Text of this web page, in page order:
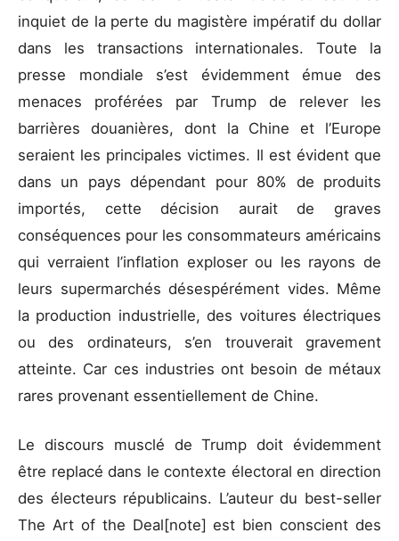
inquiet de la perte du magistère impératif du dollar
dans les transactions internationales. Toute la
presse mondiale s’est évidemment émue des
menaces proférées par Trump de relever les
barrières douanières, dont la Chine et l’Europe
seraient les principales victimes. Il est évident que
dans un pays dépendant pour 80% de produits
importés, cette décision aurait de graves
conséquences pour les consommateurs américains
qui verraient l’inflation exploser ou les rayons de
leurs supermarchés désespérément vides. Même
la production industrielle, des voitures électriques
ou des ordinateurs, s’en trouverait gravement
atteinte. Car ces industries ont besoin de métaux
rares provenant essentiellement de Chine.
Le discours musclé de Trump doit évidemment
être replacé dans le contexte électoral en direction
des électeurs républicains. L’auteur du best-seller
The Art of the Deal[note] est bien conscient des